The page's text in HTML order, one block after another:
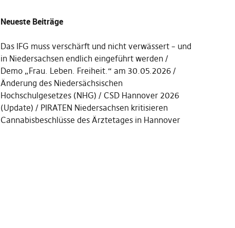
Neueste Beiträge
Das IFG muss verschärft und nicht verwässert – und
in Niedersachsen endlich eingeführt werden
Demo „Frau. Leben. Freiheit.“ am 30.05.2026
Änderung des Niedersächsischen
Hochschulgesetzes (NHG)
CSD Hannover 2026
(Update)
PIRATEN Niedersachsen kritisieren
Cannabisbeschlüsse des Ärztetages in Hannover